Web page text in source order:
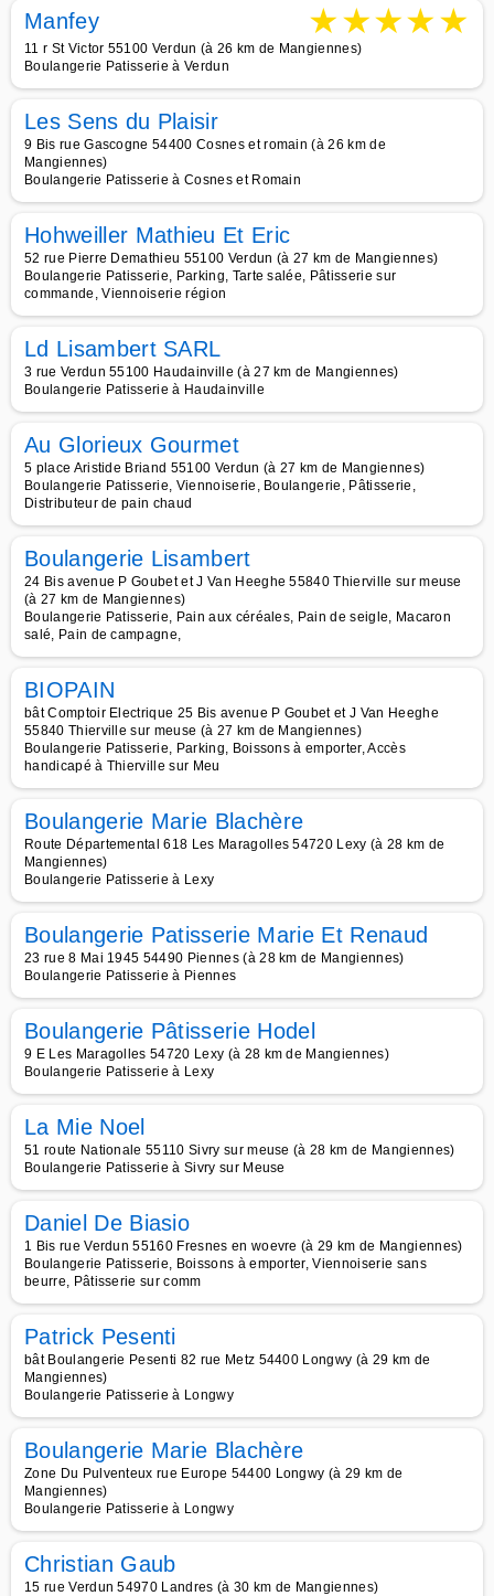
Manfey ★★★★★
11 r St Victor 55100 Verdun (à 26 km de Mangiennes)
Boulangerie Patisserie à Verdun
Les Sens du Plaisir
9 Bis rue Gascogne 54400 Cosnes et romain (à 26 km de
Mangiennes)
Boulangerie Patisserie à Cosnes et Romain
Hohweiller Mathieu Et Eric
52 rue Pierre Demathieu 55100 Verdun (à 27 km de Mangiennes)
Boulangerie Patisserie, Parking, Tarte salée, Pâtisserie sur
commande, Viennoiserie région
Ld Lisambert SARL
3 rue Verdun 55100 Haudainville (à 27 km de Mangiennes)
Boulangerie Patisserie à Haudainville
Au Glorieux Gourmet
5 place Aristide Briand 55100 Verdun (à 27 km de Mangiennes)
Boulangerie Patisserie, Viennoiserie, Boulangerie, Pâtisserie,
Distributeur de pain chaud
Boulangerie Lisambert
24 Bis avenue P Goubet et J Van Heeghe 55840 Thierville sur meuse
(à 27 km de Mangiennes)
Boulangerie Patisserie, Pain aux céréales, Pain de seigle, Macaron
salé, Pain de campagne,
BIOPAIN
bât Comptoir Electrique 25 Bis avenue P Goubet et J Van Heeghe
55840 Thierville sur meuse (à 27 km de Mangiennes)
Boulangerie Patisserie, Parking, Boissons à emporter, Accès
handicapé à Thierville sur Meu
Boulangerie Marie Blachère
Route Départemental 618 Les Maragolles 54720 Lexy (à 28 km de
Mangiennes)
Boulangerie Patisserie à Lexy
Boulangerie Patisserie Marie Et Renaud
23 rue 8 Mai 1945 54490 Piennes (à 28 km de Mangiennes)
Boulangerie Patisserie à Piennes
Boulangerie Pâtisserie Hodel
9 E Les Maragolles 54720 Lexy (à 28 km de Mangiennes)
Boulangerie Patisserie à Lexy
La Mie Noel
51 route Nationale 55110 Sivry sur meuse (à 28 km de Mangiennes)
Boulangerie Patisserie à Sivry sur Meuse
Daniel De Biasio
1 Bis rue Verdun 55160 Fresnes en woevre (à 29 km de Mangiennes)
Boulangerie Patisserie, Boissons à emporter, Viennoiserie sans
beurre, Pâtisserie sur comm
Patrick Pesenti
bât Boulangerie Pesenti 82 rue Metz 54400 Longwy (à 29 km de
Mangiennes)
Boulangerie Patisserie à Longwy
Boulangerie Marie Blachère
Zone Du Pulventeux rue Europe 54400 Longwy (à 29 km de
Mangiennes)
Boulangerie Patisserie à Longwy
Christian Gaub
15 rue Verdun 54970 Landres (à 30 km de Mangiennes)